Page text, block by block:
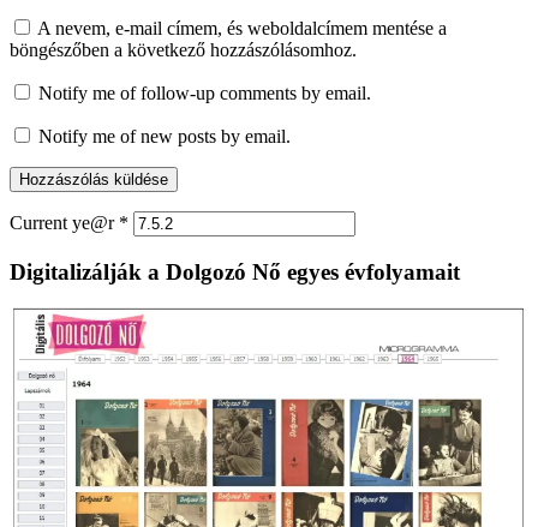
A nevem, e-mail címem, és weboldalcímem mentése a
böngészőben a következő hozzászólásomhoz.
Notify me of follow-up comments by email.
Notify me of new posts by email.
Current ye@r *
Digitalizálják a Dolgozó Nő egyes évfolyamait